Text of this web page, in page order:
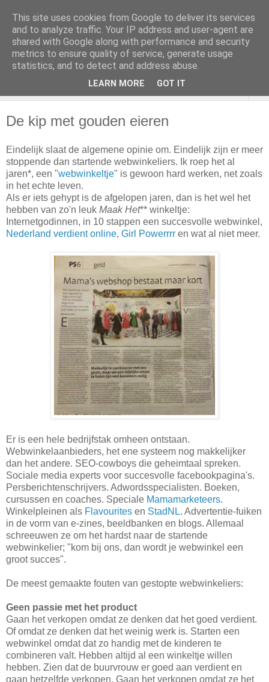
De kip met gouden eieren
Eindelijk slaat de algemene opinie om. Eindelijk zijn er meer
stoppende dan startende webwinkeliers. Ik roep het al
jaren*, een "webwinkeltje" is gewoon hard werken, net zoals
in het echte leven.
Als er iets gehypt is de afgelopen jaren, dan is het wel het
hebben van zo'n leuk Maak Het** winkeltje:
Internetgodinnen, in 10 stappen een succesvolle webwinkel,
Nederland verdient online, Girl Powerrrr en wat al niet meer.
Er is een hele bedrijfstak omheen ontstaan.
Webwinkelaanbieders, het ene systeem nog makkelijker
dan het andere. SEO-cowboys die geheimtaal spreken.
Sociale media experts voor succesvolle facebookpagina's.
Persberichtenschrijvers. Adwordsspecialisten. Boeken,
cursussen en coaches. Speciale Mamamarketeers.
Winkelpleinen als Flavourites en StadNL. Advertentie-fuiken
in de vorm van e-zines, beeldbanken en blogs. Allemaal
schreeuwen ze om het hardst naar de startende
webwinkelier; "kom bij ons, dan wordt je webwinkel een
groot succes".
De meest gemaakte fouten van gestopte webwinkeliers:
Geen passie met het product
Gaan het verkopen omdat ze denken dat het goed verdient.
Of omdat ze denken dat het weinig werk is. Starten een
webwinkel omdat dat zo handig met de kinderen te
combineren valt. Hebben altijd al een winkeltje willen
hebben. Zien dat de buurvrouw er goed aan verdient en
gaan hetzelfde verkopen. Gaan het verkopen omdat ze het
This site uses cookies from Google to deliver its services
and to analyze traffic. Your IP address and user-agent are
shared with Google along with performance and security
metrics to ensure quality of service, generate usage
statistics, and to detect and address abuse.
LEARN MORE GOT IT